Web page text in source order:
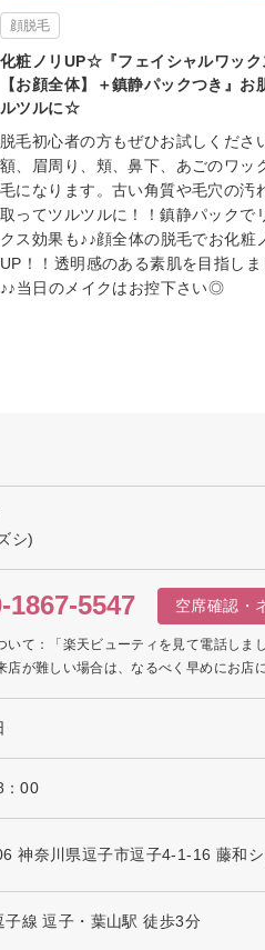
顔脱毛
化粧ノリUP☆『フェイシャルワック
【お顔全体】＋鎮静パックつき』お
ルツルに☆
脱毛初心者の方もぜひお試しくだ
額、眉周り、頬、鼻下、あごのワッ
毛になります。古い角質や毛穴の汚
取ってツルツルに！！鎮静パックで
クス効果も♪♪顔全体の脱毛でお化粧
UP！！透明感のある素肌を目指しま
♪♪当日のメイクはお控下さい◎
シ)
1867-5547 空席確認・
いて：「楽天ビューティを見て電話しま
店が難しい場合は、なるべく早めにお店
：00
神奈川県逗子市逗子4-1-16 藤和
子線 逗子・葉山駅 徒歩3分